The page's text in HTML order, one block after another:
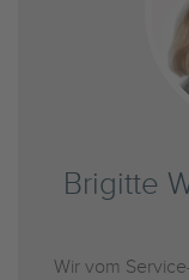
Brigitte
Wir vom